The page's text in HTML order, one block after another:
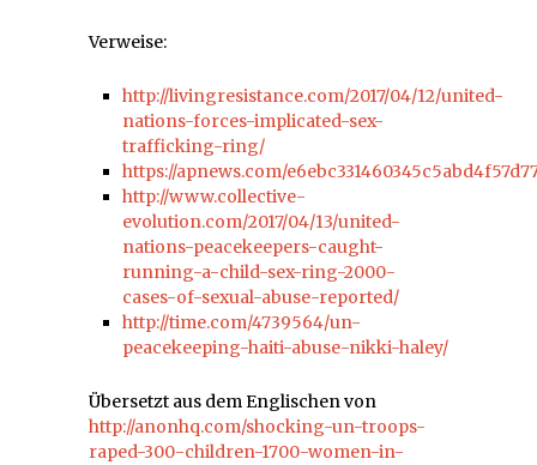
Verweise:
http://livingresistance.com/2017/04/12/united-
nations-forces-implicated-sex-
trafficking-ring/
https://apnews.com/
http://www.collective-
evolution.com/2017/04/13/united-
nations-peacekeepers-caught-
running-a-child-sex-ring-2000-
cases-of-sexual-abuse-reported/
http://time.com/4739564/un-
peacekeeping-haiti-abuse-nikki-haley/
Übersetzt aus dem Englischen von
http://anonhq.com/shocking-un-troops-
raped-300-children-1700-women-in-